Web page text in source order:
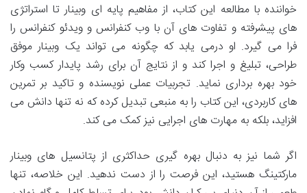
خواننده با مطالعه این کتاب، از مفاهیم پایه ای وبینار تا استراتژی
های پیشرفته و تفاوت های آن با وب کنفرانس و ویدئو کنفرانس را
فرا می گیرد. او درمی یابد که چگونه می تواند یک وبینار موفق
طراحی، تبلیغ و اجرا کند و از نتایج آن برای رشد پایدار کسب وکار
خود بهره برداری نماید. تجربیات عملی نویسنده و تاکید بر تمرین
های کاربردی، این کتاب را به منبعی تبدیل کرده که نه تنها دانش می
افزاید، بلکه به مهارت های اجرایی نیز کمک می کند.
اگر شما نیز به دنبال بهره گیری حداکثری از پتانسیل های وبینار
مارکتینگ هستید، این فرصت را از دست ندهید. این خلاصه، تنها